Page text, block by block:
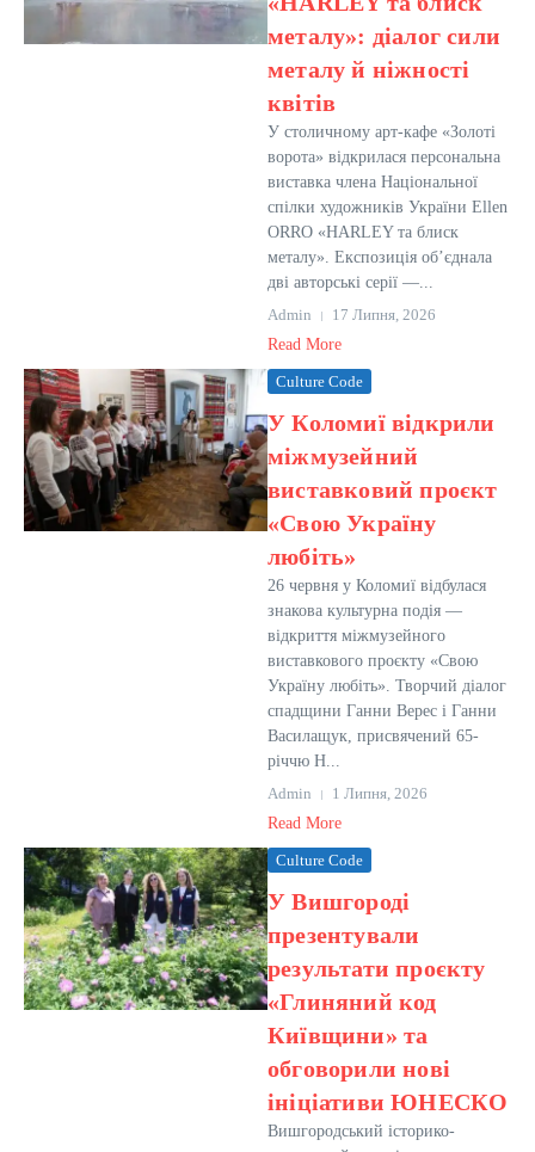
металу»: діалог сили
металу й ніжності
квітів
У столичному арт-кафе «Золоті
ворота» відкрилася персональна
виставка члена Національної
спілки художників України Ellen
ORRO «HARLEY та блиск
металу». Експозиція об’єднала
дві авторські серії —...
Admin
17 Липня, 2026
Read More
Culture Code
У Коломиї відкрили
міжмузейний
виставковий проєкт
«Свою Україну
любіть»
26 червня у Коломиї відбулася
знакова культурна подія —
відкриття міжмузейного
виставкового проєкту «Свою
Україну любіть». Творчий діалог
спадщини Ганни Верес і Ганни
Василащук, присвячений 65-
річчю Н...
Admin
1 Липня, 2026
Read More
Culture Code
У Вишгороді
презентували
результати проєкту
«Глиняний код
Київщини» та
обговорили нові
ініціативи ЮНЕСКО
Вишгородський історико-